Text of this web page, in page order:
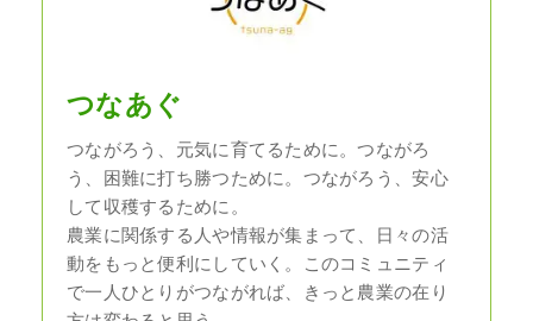
つなあぐ
つながろう、元気に育てるために。つながろ
う、困難に打ち勝つために。つながろう、安心
して収穫するために。
農業に関係する人や情報が集まって、日々の活
動をもっと便利にしていく。このコミュニティ
で一人ひとりがつながれば、きっと農業の在り